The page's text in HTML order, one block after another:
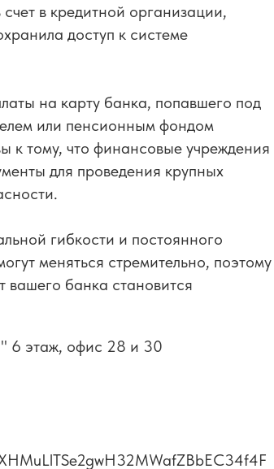
в кредитной организации,
доступ к системе
на карту банка, попавшего под
или пенсионным фондом
к тому, что финансовые учреждения
для проведения крупных
гибкости и постоянного
меняться стремительно, поэтому
вашего банка становится
6 этаж, офис 28 и 30